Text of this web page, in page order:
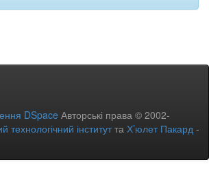
DSpace Авторські права © 2002-
технологічний інститутта Х’юлет Пакард -